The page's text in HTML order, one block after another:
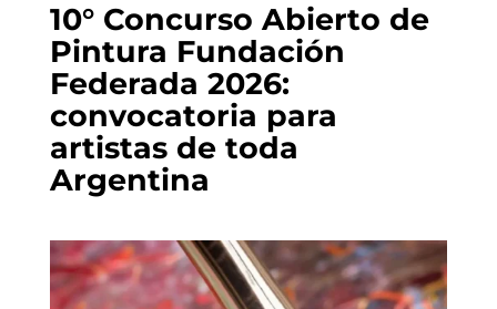
10° Concurso Abierto de
Pintura Fundación
Federada 2026:
convocatoria para
artistas de toda
Argentina